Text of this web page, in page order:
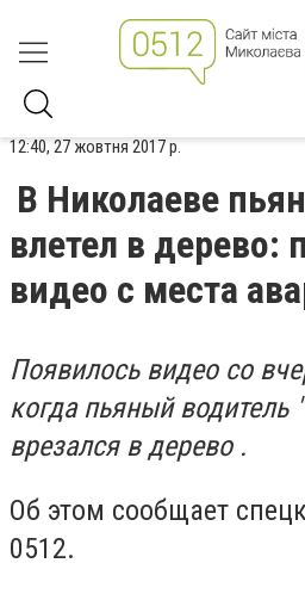
12:40, 27 жовтня 2017 р.
В Николаеве
влетел в дерево:
видео с места
Появилось видео со
когда пьяный водитель "
врезался в дерево .
Об этом сообщает
0512.